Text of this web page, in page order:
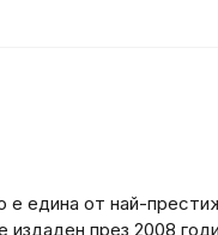
едина от най-
през 2008